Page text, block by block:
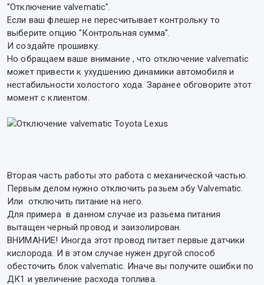
"Отключение valvematic".
Если ваш флешер не пересчитывает контрольку то
выберите опцию "Контрольная сумма".
И создайте прошивку.
Но обращаем ваше внимание , что отключение valvematic
может привести к ухудшению динамики автомобиля и
нестабильности холостого хода. Заранее обговорите этот
момент с клиентом.
Вторая часть работы это работа с механической частью.
Первым делом нужно отключить разьем эбу Valvematic.
Или отключить питание на него.
Для примера в данном случае из разьема питания
вытащен черный провод и заизолирован.
ВНИМАНИЕ! Иногда этот провод питает первые датчики
кислорода. И в этом случае нужен другой способ
обесточить блок valvematic. Иначе вы получите ошибки по
ДК1 и увеличение расхода топлива.